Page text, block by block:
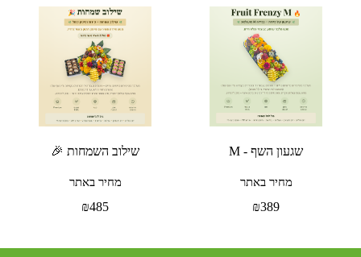
שגעון השף - M
מחיר באתר
₪389
שילוב השמחות 🎉
מחיר באתר
₪485